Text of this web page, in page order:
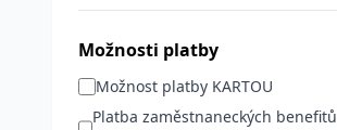
Možnosti platby
Možnost platby KARTOU
Platba zaměstnaneckých benefitů